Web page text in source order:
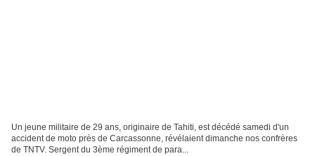
Un jeune militaire de 29 ans, originaire de Tahiti, est décédé samedi d'un
accident de moto près de Carcassonne, révélaient dimanche nos confrères
de TNTV. Sergent du 3ème régiment de para...